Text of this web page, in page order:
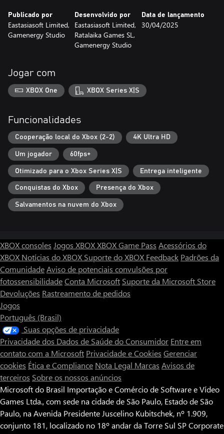
Publicado por
Eastasiasoft Limited,
Gamenergy Studio
Desenvolvido por
Eastasiasoft Limited,
Ratalaika Games SL,
Gamenergy Studio
Data de lançamento
30/04/2025
Jogar com
XBOX One XBOX Series X|S
Funcionalidades
Cooperação local do Xbox (2-2) 4K Ultra HD
Um jogador 60fps+
Otimizado para o Xbox Series X|S Entrega inteligente
Conquistas do Xbox Presença do Xbox
Salvamentos na nuvem do Xbox
XBOX consoles Jogos XBOXXBOX Game Pass Acessórios do
XBOX Notícias do XBOX Suporte do XBOX Feedback Padrões da
ComunidadeAviso de potenciais convulsões por
fotossensibilidadeConta Microsoft Suporte da Microsoft Store
Devoluções Rastreamento de pedidos
Jogos
Português (Brasil)
Suas opções de privacidade
Privacidade dos Dados de Saúde do Consumidor Entre em
contato com a Microsoft Privacidade e Cookies Gerenciar
cookies Ética e Compliance Nota Legal Marcas Avisos de
terceiros Sobre os nossos anúncios
Microsoft do Brasil Importação e Comércio de Software e Vídeo
Games Ltda., com sede na cidade de São Paulo, Estado de São
Paulo, na Avenida Presidente Juscelino Kubitschek, nº 1.909,
conjunto 181, localizado no 18º andar da Torre Sul SP Corporate